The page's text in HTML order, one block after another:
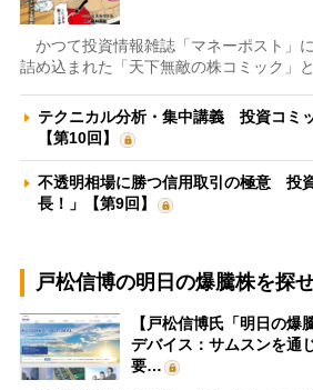
かつて投資情報雑誌「マネーポスト」
詰め込まれた「天下無敵の株コミック」
テクニカル分析・集中講義 投資コミ
【第10回】
不透明相場に勝つ信用取引の極意 投
長！」【第9回】
戸松信博の明日の爆騰株を探せ
【戸松信博氏「明日の爆
デバイス：サムスンを通
要…